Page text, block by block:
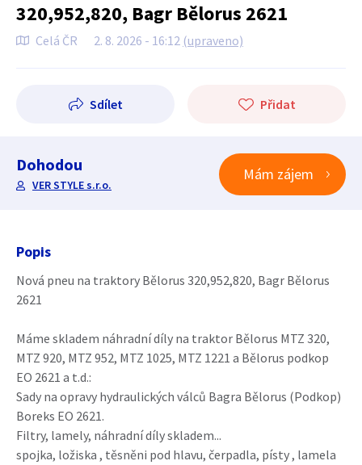
320,952,820, Bagr Bělorus 2621
Celá ČR 2. 8. 2026 - 16:12 (upraveno)
Sdílet Přidat
Dohodou
VER STYLE s.r.o.
Mám zájem
Popis
Nová pneu na traktory Bělorus 320,952,820, Bagr Bělorus
2621
Máme skladem náhradní díly na traktor Bělorus MTZ 320,
MTZ 920, MTZ 952, MTZ 1025, MTZ 1221 a Bělorus podkop
EO 2621 a t.d.:
Sady na opravy hydraulických válců Bagra Bělorus (Podkop)
Boreks EO 2621.
Filtry, lamely, náhradní díly skladem...
spojka, ložiska , těsněni pod hlavu, čerpadla, písty , lamela